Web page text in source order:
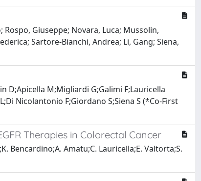
Rospo, Giuseppe; Novara, Luca; Mussolin,
Sartore-Bianchi, Andrea; Li, Gang; Siena,
D;Apicella M;Migliardi G;Galimi F;Lauricella
Nicolantonio F;Giordano S;Siena S (*Co-First
Therapies in Colorectal Cancer
Bencardino;A. Amatu;C. Lauricella;E. Valtorta;S.